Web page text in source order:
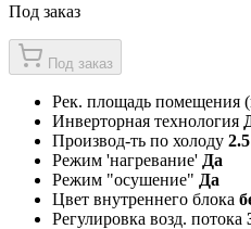
Под заказ
Под заказ
Рек. площадь помещения
Инверторная технология
Производ-ть по холоду
Режим 'нагревание' Да
Режим "осушение" Да
Цвет внутреннего блока
Регулировка возд. потока